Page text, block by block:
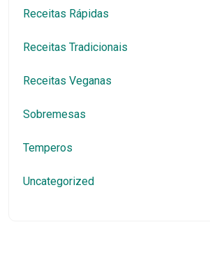
Receitas Rápidas
Receitas Tradicionais
Receitas Veganas
Sobremesas
Temperos
Uncategorized